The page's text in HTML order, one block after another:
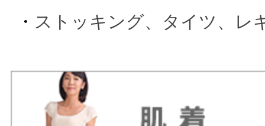
・ ストッキング、タイツ、レ